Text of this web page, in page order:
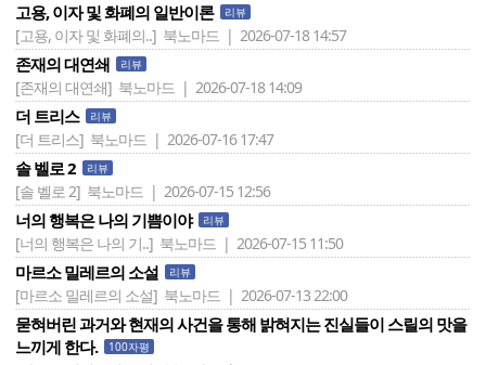
고용, 이자 및 화폐의 일반이론 리뷰
[고용, 이자 및 화폐의..] 북노마드 | 2026-07-18 14:57
존재의 대연쇄 리뷰
[존재의 대연쇄] 북노마드 | 2026-07-18 14:09
더 트리스 리뷰
[더 트리스] 북노마드 | 2026-07-16 17:47
솔 벨로 2 리뷰
[솔 벨로 2] 북노마드 | 2026-07-15 12:56
너의 행복은 나의 기쁨이야 리뷰
[너의 행복은 나의 기..] 북노마드 | 2026-07-15 11:50
마르소 밀레르의 소설 리뷰
[마르소 밀레르의 소설] 북노마드 | 2026-07-13 22:00
묻혀버린 과거와 현재의 사건을 통해 밝혀지는 진실들이 스릴의 맛을
느끼게 한다.
100자평